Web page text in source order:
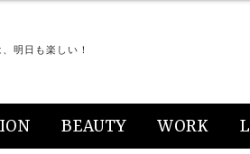
明日も楽しい！
BEAUTY WORK